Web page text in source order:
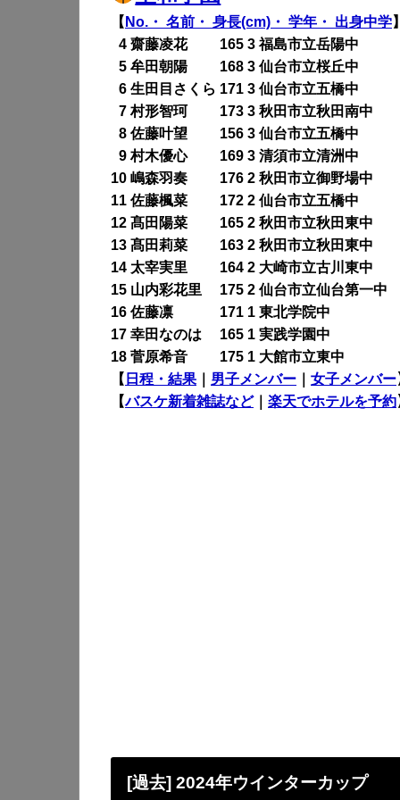
【 No.・ 名前・ 身長(cm)・ 学年・ 出身中学
4 齋藤凌花 165 3 福島市立岳陽中
5 牟田朝陽 168 3 仙台市立桜丘中
6 生田目さくら 171 3 仙台市立五橋中
7 村形智珂 173 3 秋田市立秋田南中
8 佐藤叶望 156 3 仙台市立五橋中
9 村木優心 169 3 清須市立清洲中
10 嶋森羽奏 176 2 秋田市立御野場中
11 佐藤楓菜 172 2 仙台市立五橋中
12 髙田陽菜 165 2 秋田市立秋田東中
13 髙田莉菜 163 2 秋田市立秋田東中
14 太宰実里 164 2 大崎市立古川東中
15 山内彩花里 175 2 仙台市立仙台第一中
16 佐藤凛 171 1 東北学院中
17 幸田なのは 165 1 実践学園中
18 菅原希音 175 1 大館市立東中
【 日程・結果 男子メンバー 女子メンバー
【バスケ新着雑誌など｜ 楽天でホテルを予約
[過去] 2024年ウインターカップ